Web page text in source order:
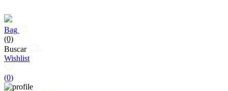
Bag
(0)
Buscar
Wishlist
(0)